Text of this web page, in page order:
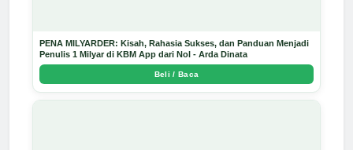
PENA MILYARDER: Kisah, Rahasia Sukses, dan Panduan Menjadi
Penulis 1 Milyar di KBM App dari Nol - Arda Dinata
Beli / Baca